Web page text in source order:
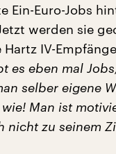
Ein-Euro-Jobs
werden sie
IV-
es eben mal
selber eigene
Man ist
nicht zu seinem